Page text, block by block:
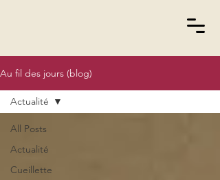
Au fil des jours (blog)
All Posts
Actualité
Cueillette
Actualité